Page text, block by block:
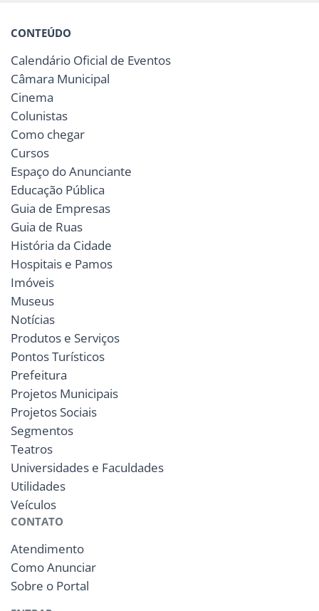
CONTEÚDO
Calendário Oficial de Eventos
Câmara Municipal
Cinema
Colunistas
Como chegar
Cursos
Espaço do Anunciante
Educação Pública
Guia de Empresas
Guia de Ruas
História da Cidade
Hospitais e Pamos
Imóveis
Museus
Notícias
Produtos e Serviços
Pontos Turísticos
Prefeitura
Projetos Municipais
Projetos Sociais
Segmentos
Teatros
Universidades e Faculdades
Utilidades
Veículos
CONTATO
Atendimento
Como Anunciar
Sobre o Portal